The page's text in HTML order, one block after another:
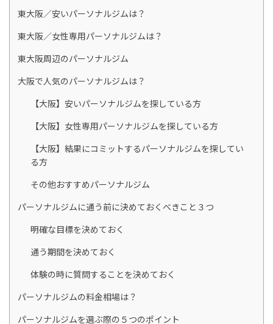
東大阪／安いパーソナルジムは？
東大阪／女性専用パーソナルジムは？
東大阪周辺のパーソナルジム
大阪で人気のパーソナルジムは？
【大阪】安いパーソナルジムを探している方
【大阪】女性専用パーソナルジムを探している方
【大阪】結果にコミットするパーソナルジムを探してい
る方
その他おすすめパーソナルジム
パーソナルジムに通う前に決めておくべきこと３つ
明確な目標を決めておく
通う期間を決めておく
体験の時に質問することを決めておく
パーソナルジムの料金相場は？
パーソナルジムを選ぶ際の５つのポイント